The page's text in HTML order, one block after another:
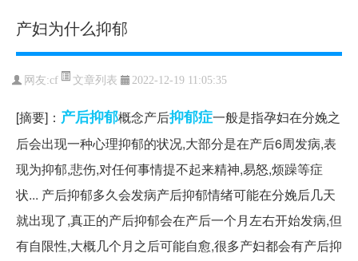
产妇为什么抑郁
网友:cf 文章列表 2022-12-19 11:05:35
[摘要]： 产后抑郁概念产后抑郁症一般是指孕妇在分娩之
后会出现一种心理抑郁的状况,大部分是在产后6周发病,表
现为抑郁,悲伤,对任何事情提不起来精神,易怒,烦躁等症
状... 产后抑郁多久会发病产后抑郁情绪可能在分娩后几天
就出现了,真正的产后抑郁会在产后一个月左右开始发病,但
有自限性,大概几个月之后可能自愈,很多产妇都会有产后抑